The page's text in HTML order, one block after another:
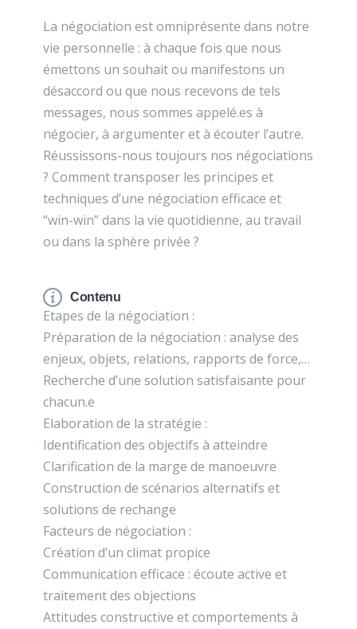
La négociation est omniprésente dans notre
vie personnelle : à chaque fois que nous
émettons un souhait ou manifestons un
désaccord ou que nous recevons de tels
messages, nous sommes appelé.es à
négocier, à argumenter et à écouter l’autre.
Réussissons-nous toujours nos négociations
? Comment transposer les principes et
techniques d’une négociation efficace et
“win-win” dans la vie quotidienne, au travail
ou dans la sphère privée ?
Contenu
Etapes de la négociation :
Préparation de la négociation : analyse des
enjeux, objets, relations, rapports de force,…
Recherche d’une solution satisfaisante pour
chacun.e
Elaboration de la stratégie :
Identification des objectifs à atteindre
Clarification de la marge de manoeuvre
Construction de scénarios alternatifs et
solutions de rechange
Facteurs de négociation :
Création d’un climat propice
Communication efficace : écoute active et
traitement des objections
Attitudes constructive et comportements à